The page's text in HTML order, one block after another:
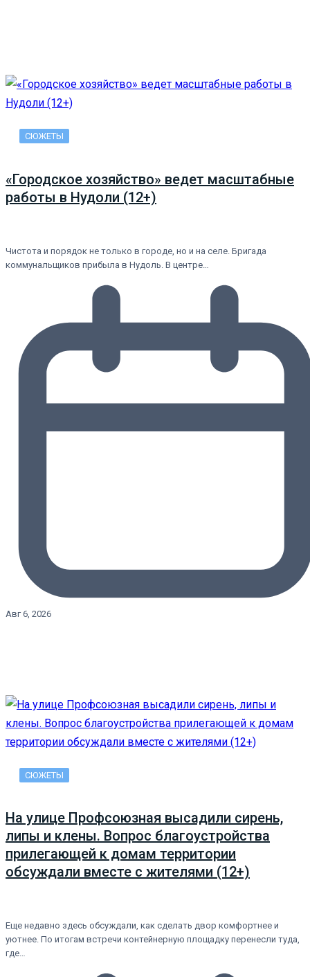
СЮЖЕТЫ
«Городское хозяйство» ведет масштабные
работы в Нудоли (12+)
Чистота и порядок не только в городе, но и на селе. Бригада
коммунальщиков прибыла в Нудоль. В центре…
Авг 6, 2026
СЮЖЕТЫ
На улице Профсоюзная высадили сирень,
липы и клены. Вопрос благоустройства
прилегающей к домам территории
обсуждали вместе с жителями (12+)
Еще недавно здесь обсуждали, как сделать двор комфортнее и
уютнее. По итогам встречи контейнерную площадку перенесли туда,
где…